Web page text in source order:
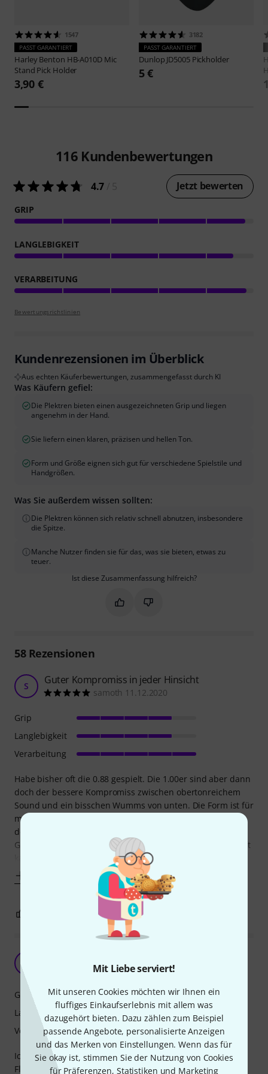
Mit Liebe serviert!
Mit unseren Cookies möchten wir Ihnen ein
fluffiges Einkaufserlebnis mit allem was
dazugehört bieten. Dazu zählen zum Beispiel
passende Angebote, personalisierte Anzeigen
und das Merken von Einstellungen. Wenn das für
Sie okay ist, stimmen Sie der Nutzung von Cookies
für Präferenzen, Statistiken und Marketing
1547
PASST GARANTIERT
Harley Benton HB-A010D Mic
Stand Pick Holder
3,90 €
3182
PASST GARANTIERT
Dunlop JD5005 Pickholder
5 €
116 Kundenbewertungen
4.7 Jetzt bewerten
GRIP
LANGLEBIGKEIT
VERARBEITUNG
Bewertungsrichtlinien
Kundenrezensionen im Überblick
Aus echten Käuferbewertungen, zusammengefasst durch KI
Was Käufern gefiel:
Die Plektren bieten einen ausgezeichneten Grip und liegen
angenehm in der Hand.
Sie liefern einen klaren, präzisen und hellen Ton.
Form und Größe eignen sich gut für verschiedene Spielstile und
Handgrößen.
Was Sie außerdem wissen sollten:
Die Plektren können sich relativ schnell abnutzen, insbesondere
die Spitze.
Manche Nutzer finden sie für das, was sie bieten, etwas zu
teuer.
Ist diese Zusammenfassung hilfreich?
Markieren Sie diese
Markieren Sie diese
58Rezensionen
S Guter Kompromiss in jeder Hinsicht
samoth 11.12.2020
Habe bisher oft die 0.88 gespielt. Die 1.00er sind aber dann
doch der bessere Kompromiss zwischen obertonreichem
Sound und ein bisschen Wumms von unten. Die Form ist für
meine Begriffe ebenfalls ein guter Kompromiss zwischen
definiertem Attack und smoothem Spielgefühl. Das
Grundgefühl beim Spielen ist entspannt. Die gesparte Kraft
kann ich dann gut in Dynamik
Grip
Langlebigkeit
Verarbeitung
BEWERTUNG MELDEN
teleman64 02.06.2020
Ich benutze seit einem knappen Jahr nur noch die Dunlop
Flow Picks in unterschiedlichen Stärken. Die Größe und die
Grip
Langlebigkeit
Verarbeitung